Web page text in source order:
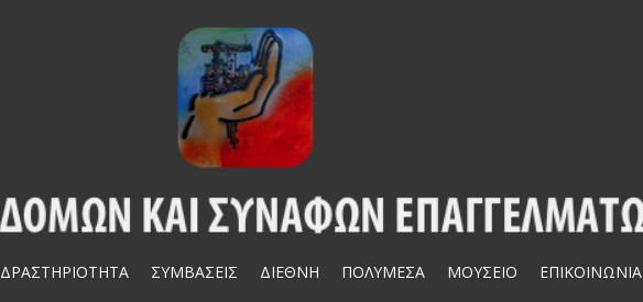
ΔΡΑΣΤΗΡΙΟΤΗΤΑ ΣΥΜΒΑΣΕΙΣ ΔΙΕΘΝΗ ΠΟΛΥΜΕΣΑ ΜΟΥΣΕΙΟ ΕΠΙΚΟΙΝΩΝΙΑ